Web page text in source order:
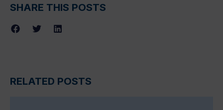
SHARE THIS POSTS
RELATED POSTS